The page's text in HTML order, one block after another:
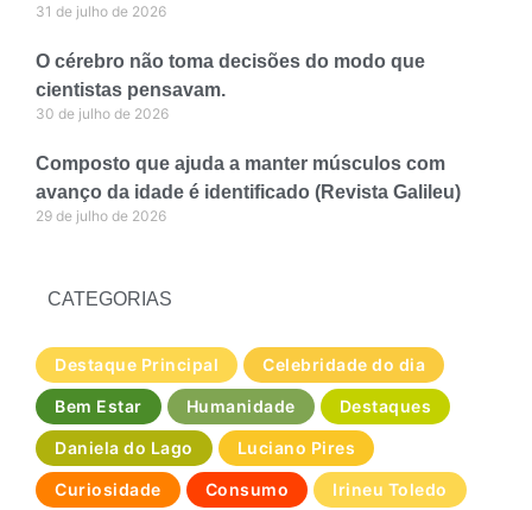
31 de julho de 2026
O cérebro não toma decisões do modo que
cientistas pensavam.
30 de julho de 2026
Composto que ajuda a manter músculos com
avanço da idade é identificado (Revista Galileu)
29 de julho de 2026
CATEGORIAS
Destaque Principal Celebridade do dia
Bem Estar Humanidade Destaques
Daniela do Lago Luciano Pires
Curiosidade Consumo Irineu Toledo